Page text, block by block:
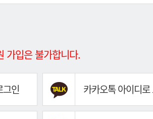
가입은 불가합니다.
그인 카카오톡 아이디로